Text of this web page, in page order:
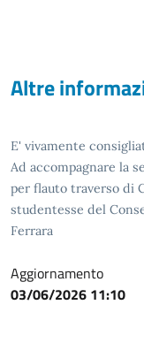
Altre
E' vivamente
Ad accompagnare la
per flauto traverso di
studentesse del
Ferrara
Aggiornamento
03/06/2026 11:10